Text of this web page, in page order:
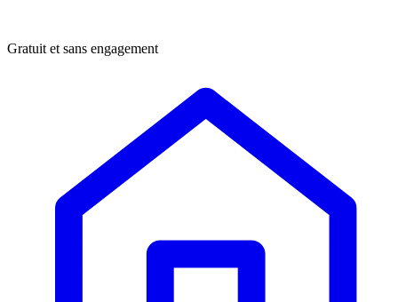
Gratuit et sans engagement